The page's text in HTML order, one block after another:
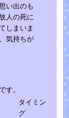
い出のも
人の死に
しまいま
気持ちが
す。
タイミン
グ